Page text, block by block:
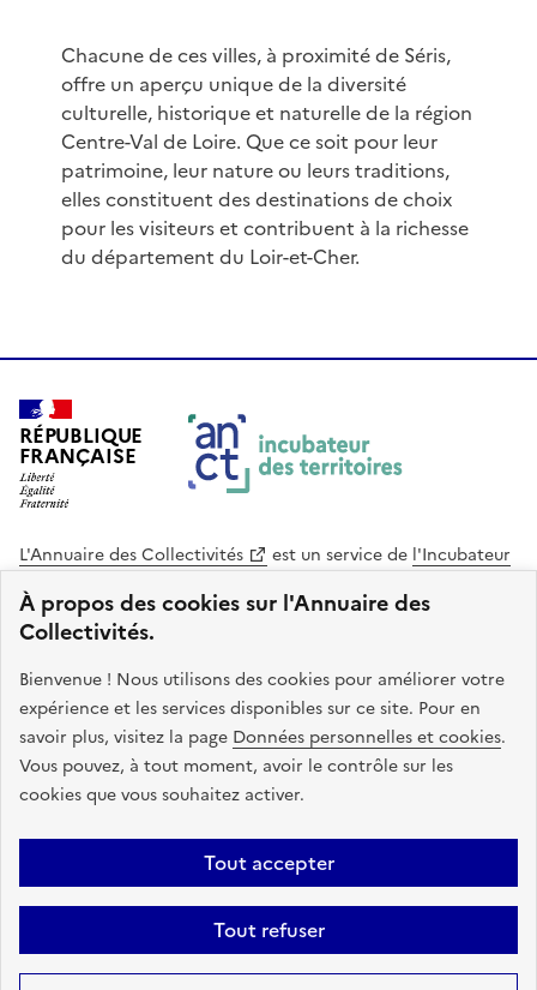
À propos des cookies sur l'Annuaire des
Collectivités.
Bienvenue ! Nous utilisons des cookies pour améliorer votre
expérience et les services disponibles sur ce site. Pour en
savoir plus, visitez la page Données personnelles et cookies.
Vous pouvez, à tout moment, avoir le contrôle sur les
cookies que vous souhaitez activer.
Tout accepter
Tout refuser
Chacune de ces villes, à proximité de Séris,
offre un aperçu unique de la diversité
culturelle, historique et naturelle de la région
Centre-Val de Loire. Que ce soit pour leur
patrimoine, leur nature ou leurs traditions,
elles constituent des destinations de choix
pour les visiteurs et contribuent à la richesse
du département du Loir-et-Cher.
RÉPUBLIQUE
FRANÇAISE
L'Annuaire des Collectivités est un service de l'Incubateur
des Territoires
Cohésion des Territoires
. Le code source de ce site web
est disponible en licence libre. Le design de ce site est conçu
avec le système de design de l’État.
legifrance.gouv.fr
info.gouv.fr
service-public.gouv.fr
data.gouv.fr
Plan du site Accessibilite : non conforme
Mentions légales
Politique de confidentialité
Gestion des cookies FAQ
Kit de
Statistiques Code source